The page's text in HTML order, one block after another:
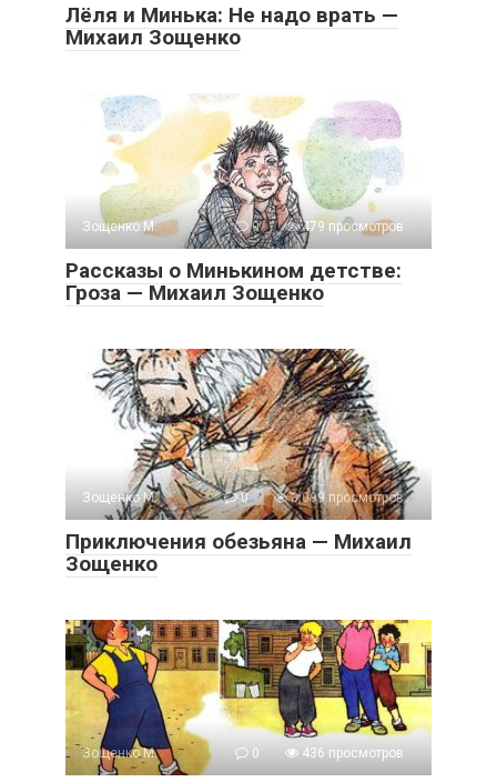
Лёля и Минька: Не надо врать —
Михаил Зощенко
Зощенко М. 0 479 просмотров
Рассказы о Минькином детстве:
Гроза — Михаил Зощенко
Зощенко М. 0 3 099 просмотров
Приключения обезьяна — Михаил
Зощенко
Зощенко М. 0 436 просмотров